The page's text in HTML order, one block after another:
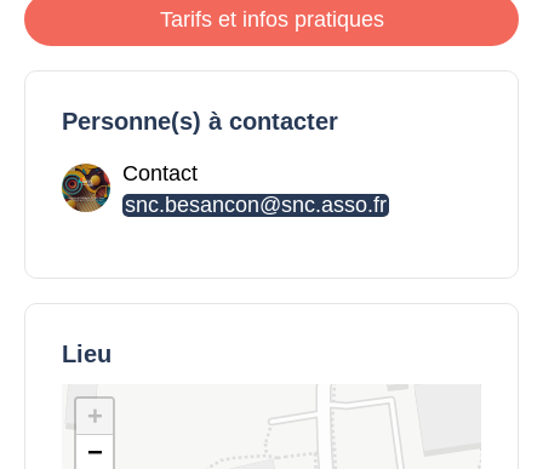
Tarifs et infos pratiques
Personne(s) à contacter
Contact
snc.besancon@snc.asso.fr
Lieu
+
−